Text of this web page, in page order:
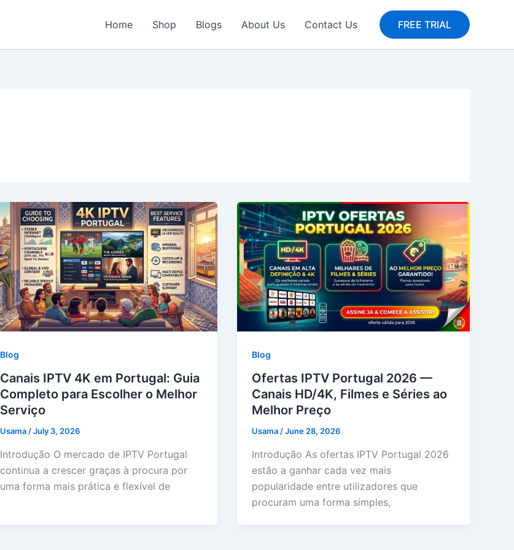
Home Shop Blogs About Us Contact Us FREE TRIAL
Blog
Canais IPTV 4K em Portugal: Guia
Completo para Escolher o Melhor
Serviço
Usama/July 3, 2026
Introdução O mercado de IPTV Portugal
continua a crescer graças à procura por
uma forma mais prática e flexível de
Blog
Ofertas IPTV Portugal 2026 —
Canais HD/4K, Filmes e Séries ao
Melhor Preço
Usama/June 28, 2026
Introdução As ofertas IPTV Portugal 2026
estão a ganhar cada vez mais
popularidade entre utilizadores que
procuram uma forma simples,